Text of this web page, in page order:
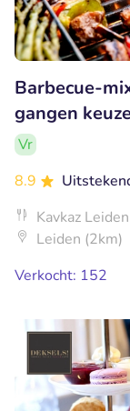
Barbecue-
gangen
Vr
8.9
Kavkaz Leiden
Leiden (2km)
Verkocht: 152